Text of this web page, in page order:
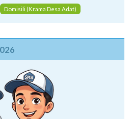
Domisili (Krama Desa Adat)